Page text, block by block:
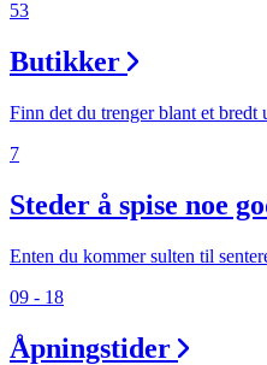
53
Butikker
Finn det du trenger blant et bredt
7
Steder å spise noe
Enten du kommer sulten til
09 - 18
Åpningstider